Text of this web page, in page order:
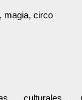
magia, circo
culturales,